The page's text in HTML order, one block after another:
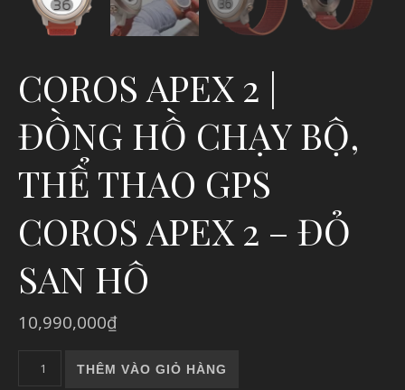
COROS APEX 2 |
ĐỒNG HỒ CHẠY BỘ,
THỂ THAO GPS
COROS APEX 2 – ĐỎ
SAN HÔ
10,990,000₫
COROS APEX 2 | ĐỒNG HỒ CHẠY BỘ, THỂ THAO GPS
THÊM VÀO GIỎ HÀNG